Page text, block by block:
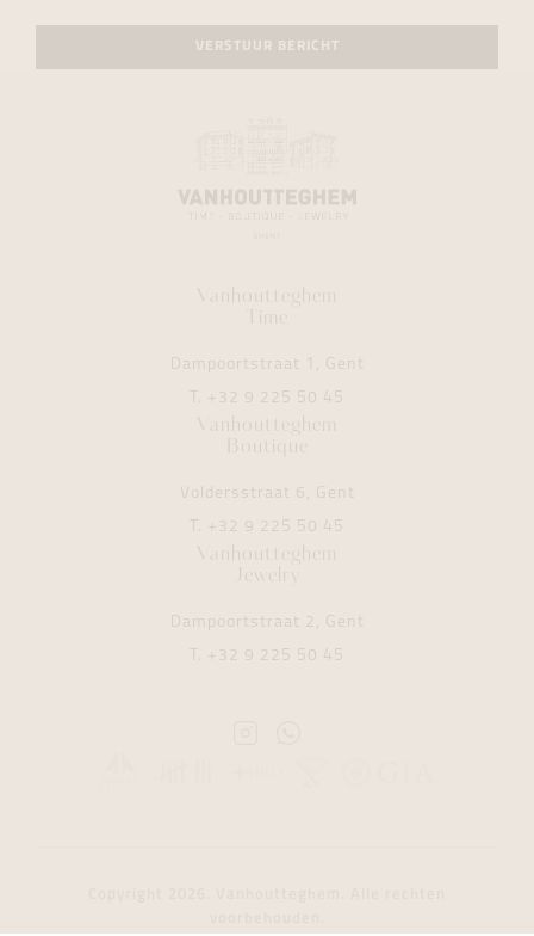
VERSTUUR BERICHT
Vanhoutteghem
Time
Dampoortstraat 1, Gent
T. +32 9 225 50 45
Vanhoutteghem
Boutique
Voldersstraat 6, Gent
T. +32 9 225 50 45
Vanhoutteghem
Jewelry
Dampoortstraat 2, Gent
T. +32 9 225 50 45